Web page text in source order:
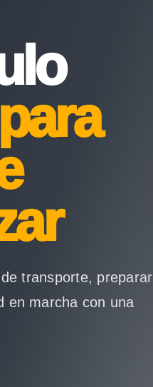
para
transporte, preparar
en marcha con una